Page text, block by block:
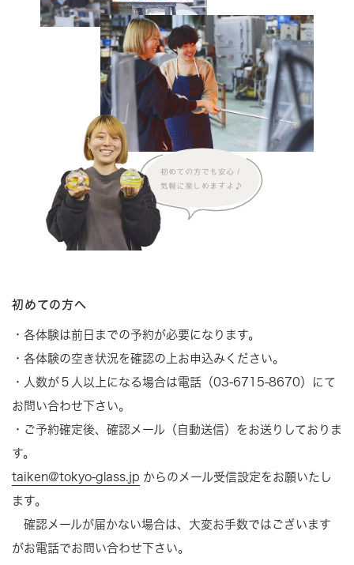
初めての方へ
・各体験は前日までの予約が必要になります。
・各体験の空き状況を確認の上お申込みください。
・人数が５人以上になる場合は電話（03-6715-8670）にて
お問い合わせ下さい。
・ご予約確定後、確認メール（自動送信）をお送りしておりま
す。
taiken@tokyo-glass.jp からのメール受信設定をお願いたし
ます。
確認メールが届かない場合は、大変お手数ではございます
がお電話でお問い合わせ下さい。